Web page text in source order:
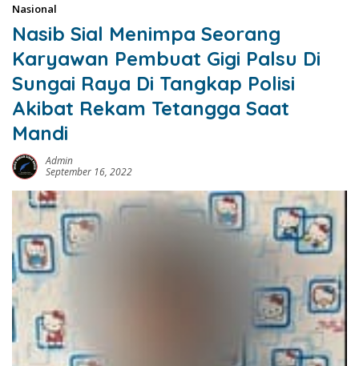
Nasional
Nasib Sial Menimpa Seorang
Karyawan Pembuat Gigi Palsu Di
Sungai Raya Di Tangkap Polisi
Akibat Rekam Tetangga Saat
Mandi
Admin
September 16, 2022